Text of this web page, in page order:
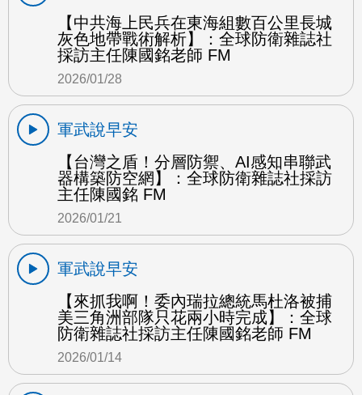
【中共海上民兵在東海組數百公里長城
灰色地帶戰術解析】：全球防衛雜誌社
採訪主任陳國銘老師 FM
2026/01/28
軍武說早安
【台灣之盾！分層防禦、AI感知串聯武
器構築防空網】：全球防衛雜誌社採訪
主任陳國銘 FM
2026/01/21
軍武說早安
【來抓我啊！委內瑞拉總統馬杜洛被捕
美三角洲部隊只花兩小時完成】：全球
防衛雜誌社採訪主任陳國銘老師 FM
2026/01/14